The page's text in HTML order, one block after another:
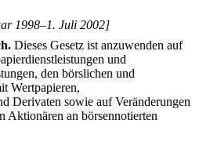
1998–1. Juli 2002]
Dieses Gesetz ist anzuwenden auf
und
den börslichen und
Wertpapieren,
Derivaten sowie auf Veränderungen
Aktionären an börsennotierten